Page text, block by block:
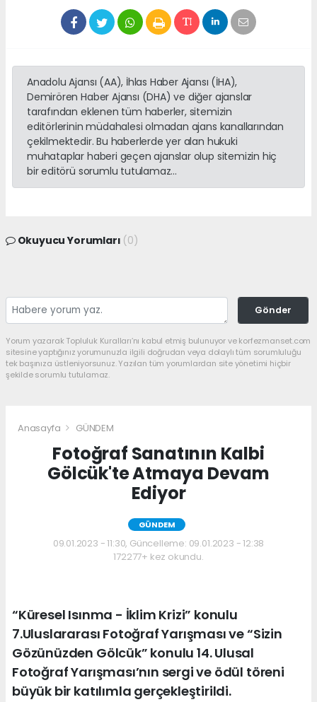
Anadolu Ajansı (AA), İhlas Haber Ajansı (İHA),
Demirören Haber Ajansı (DHA) ve diğer ajanslar
tarafından eklenen tüm haberler, sitemizin
editörlerinin müdahalesi olmadan ajans kanallarından
çekilmektedir. Bu haberlerde yer alan hukuki
muhataplar haberi geçen ajanslar olup sitemizin hiç
bir editörü sorumlu tutulamaz...
Okuyucu Yorumları (0)
Gönder
Yorum yazarak Topluluk Kuralları’nı kabul etmiş bulunuyor ve korfezmanset.com
sitesine yaptığınız yorumunuzla ilgili doğrudan veya dolaylı tüm sorumluluğu
tek başınıza üstleniyorsunuz. Yazılan tüm yorumlardan site yönetimi hiçbir
şekilde sorumlu tutulamaz.
Anasayfa GÜNDEM
Fotoğraf Sanatının Kalbi
Gölcük'te Atmaya Devam
Ediyor
GÜNDEM
09.01.2023 - 11:30, Güncelleme: 09.01.2023 - 12:38
172277+ kez okundu.
“Küresel Isınma - İklim Krizi” konulu
7.Uluslararası Fotoğraf Yarışması ve “Sizin
Gözünüzden Gölcük” konulu 14. Ulusal
Fotoğraf Yarışması’nın sergi ve ödül töreni
büyük bir katılımla gerçekleştirildi.